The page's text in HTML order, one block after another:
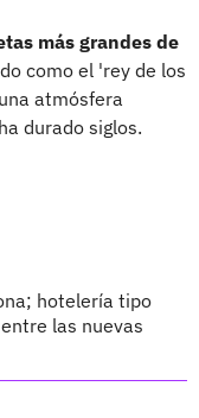
más grandes de
como el 'rey de los
atmósfera
durado siglos.
hotelería tipo
las nuevas